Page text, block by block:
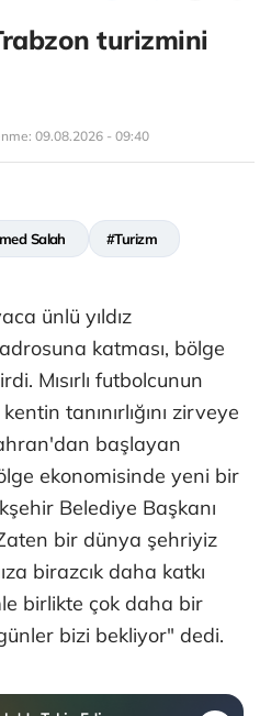
turizmini
09.08.2026 - 09:40
Salah #Turizm
ünlü yıldız
katması, bölge
Mısırlı futbolcunun
tanınırlığını zirveye
başlayan
ekonomisinde yeni bir
Belediye Başkanı
bir dünya şehriyiz
birazcık daha katkı
birlikte çok daha bir
bizi bekliyor" dedi.